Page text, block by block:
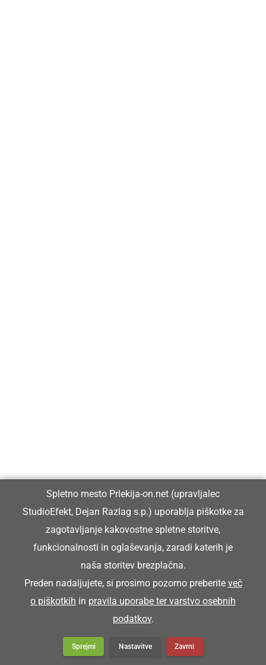
Spletno mesto Prlekija-on.net (upravljalec
StudioEfekt, Dejan Razlag s.p.) uporablja piškotke za
zagotavljanje kakovostne spletne storitve,
funkcionalnosti in oglaševanja, zaradi katerih je
naša storitev brezplačna.
Preden nadaljujete, si prosimo pozorno preberite več
o piškotkih in pravila uporabe ter varstvo osebnih
podatkov.
Sprejmi Nastavitve Zavrni